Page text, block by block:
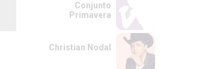
Conjunto
Primavera
Christian Nodal